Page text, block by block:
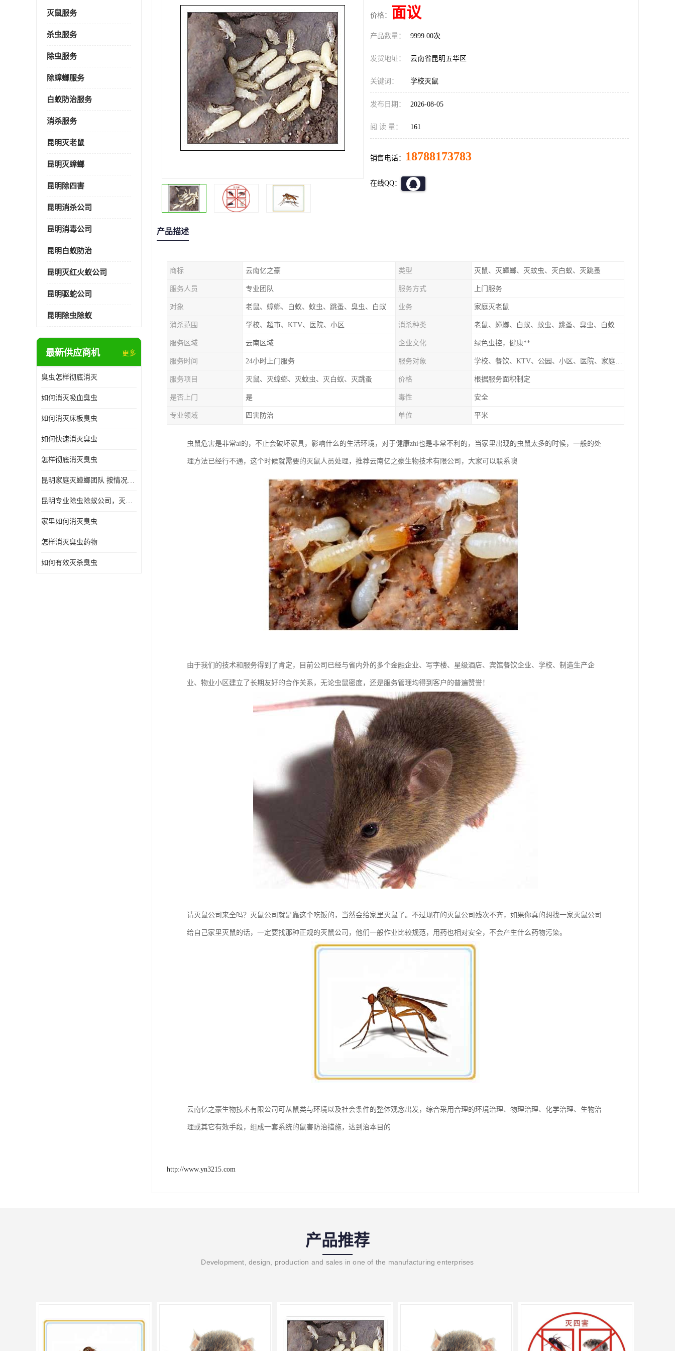
灭鼠服务
杀虫服务
除虫服务
除蟑螂服务
白蚁防治服务
消杀服务
昆明灭老鼠
昆明灭蟑螂
昆明除四害
昆明消杀公司
昆明消毒公司
昆明白蚁防治
昆明灭红火蚁公司
昆明驱蛇公司
昆明除虫除蚁
最新供应商机 更多
臭虫怎样彻底消灭
如何消灭吸血臭虫
如何消灭床板臭虫
如何快速消灭臭虫
怎样彻底消灭臭虫
昆明家庭灭蟑螂团队 按情况提出解决方案
昆明专业除虫除蚁公司，灭鼠，灭蟑螂，灭蚊虫，灭白蚁，灭红火蚁
家里如何消灭臭虫
怎样消灭臭虫药物
如何有效灭杀臭虫
价格： 面议
产品数量： 9999.00次
发货地址： 云南省昆明五华区
关键词： 学校灭鼠
发布日期： 2026-08-05
阅 读 量： 161
销售电话： 18788173783
在线QQ：
产品描述
商标 云南亿之豪 类型 灭鼠、灭蟑螂、灭蚊虫、灭白蚁、灭跳蚤
服务人员 专业团队 服务方式 上门服务
对象 老鼠、蟑螂、白蚁、蚊虫、跳蚤、臭虫、白蚁 业务 家庭灭老鼠
消杀范围 学校、超市、KTV、医院、小区 消杀种类 老鼠、蟑螂、白蚁、蚊虫、跳蚤、臭虫、白蚁
服务区域 云南区域 企业文化 绿色虫控，健康**
服务时间 24小时上门服务 服务对象 学校、餐饮、KTV、公园、小区、医院、家庭、超市
服务项目 灭鼠、灭蟑螂、灭蚊虫、灭白蚁、灭跳蚤 价格 根据服务面积制定
是否上门 是 毒性 安全
专业领域 四害防治 单位 平米
虫鼠危害是非常ai的，不止会破坏家具，影响什么的生活环境，对于健康zhi也是非常不利的，当家里出现的虫鼠太多的时候，一般的处
理方法已经行不通，这个时候就需要的灭鼠人员处理，推荐云南亿之豪生物技术有限公司，大家可以联系噢
由于我们的技术和服务得到了肯定，目前公司已经与省内外的多个金融企业、写字楼、星级酒店、宾馆餐饮企业、学校、制造生产企
业、物业小区建立了长期友好的合作关系，无论虫鼠密度，还是服务管理均得到客户的普遍赞誉！
请灭鼠公司来全吗？灭鼠公司就是靠这个吃饭的，当然会给家里灭鼠了。不过现在的灭鼠公司残次不齐，如果你真的想找一家灭鼠公司
给自己家里灭鼠的话，一定要找那种正规的灭鼠公司，他们一般作业比较规范，用药也相对安全，不会产生什么药物污染。
云南亿之豪生物技术有限公司可从鼠类与环境以及社会条件的整体观念出发，综合采用合理的环境治理、物理治理、化学治理、生物治
理或其它有效手段，组成一套系统的鼠害防治措施，达到治本目的
http://www.yn3215.com
产品推荐
Development, design, production and sales in one of the manufacturing enterprises